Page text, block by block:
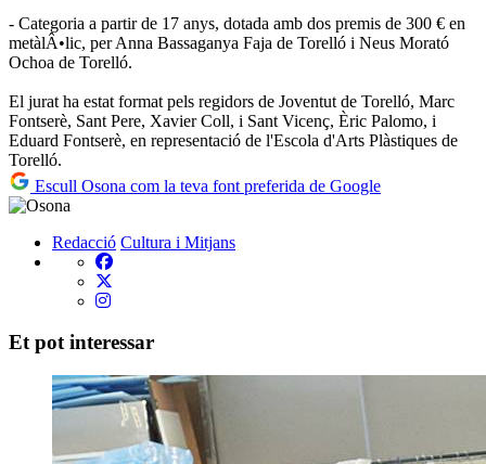
- Categoria a partir de 17 anys, dotada amb dos premis de 300 € en
metàlÂ•lic, per Anna Bassaganya Faja de Torelló i Neus Morató
Ochoa de Torelló.
El jurat ha estat format pels regidors de Joventut de Torelló, Marc
Fontserè, Sant Pere, Xavier Coll, i Sant Vicenç, Èric Palomo, i
Eduard Fontserè, en representació de l'Escola d'Arts Plàstiques de
Torelló.
Escull Osona com la teva font preferida de Google
Redacció Cultura i Mitjans
Et pot interessar